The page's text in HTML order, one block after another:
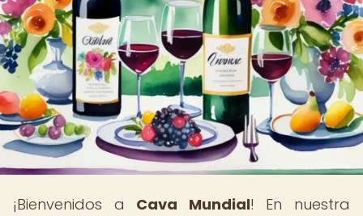
¡Bienvenidos a Cava Mundial! En nuestra